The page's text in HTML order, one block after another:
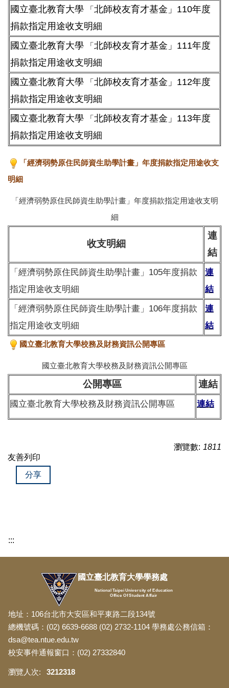
國立臺北教育大學 「 北師校友育才基金」110年度
捐款指定用途收支明細
國立臺北教育大學 「 北師校友育才基金」111年度
捐款指定用途收支明細
國立臺北教育大學 「 北師校友育才基金」112年度
捐款指定用途收支明細
國立臺北教育大學 「 北師校友育才基金」113年度
捐款指定用途收支明細
「經濟弱勢原住民師資生助學計畫」年度捐款指定用途收支
明細
「經濟弱勢原住民師資生助學計畫」年度捐款指定用途收支明
細
收支明細
連
結
「經濟弱勢原住民師資生助學計畫」105年度捐款
指定用途收支明細
連
結
「經濟弱勢原住民師資生助學計畫」106年度捐款
指定用途收支明細
連
結
國立臺北教育大學校務及財務資訊公開專區
國立臺北教育大學校務及財務資訊公開專區
公開專區 連結
國立臺北教育大學校務及財務資訊公開專區 連結
瀏覽數: 1811
友善列印
分享
:::
國立臺北教育大學學務處
National Taipei University of Education
Office Of Student Affair
地址：106台北市大安區和平東路二段134號
總機號碼：(02) 6639-6688 (02) 2732-1104 學務處公務信箱：
dsa@tea.ntue.edu.tw
校安事件通報窗口：(02) 27332840
3212318